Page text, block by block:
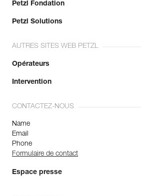
Petzl Fondation
Petzl Solutions
AUTRES SITES WEB PETZL
Opérateurs
Intervention
CONTACTEZ-NOUS
Name
Email
Phone
Formulaire de contact
Espace presse